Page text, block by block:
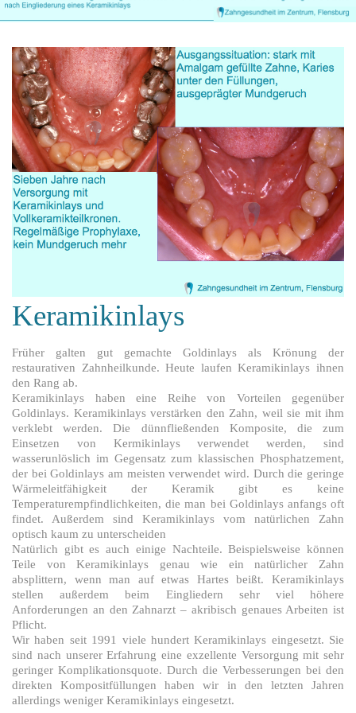
Keramikinlays
Früher galten gut gemachte Goldinlays als Krönung der
restaurativen Zahnheilkunde. Heute laufen Keramikinlays ihnen
den Rang ab.
Keramikinlays haben eine Reihe von Vorteilen gegenüber
Goldinlays. Keramikinlays verstärken den Zahn, weil sie mit ihm
verklebt werden. Die dünnfließenden Komposite, die zum
Einsetzen von Kermikinlays verwendet werden, sind
wasserunlöslich im Gegensatz zum klassischen Phosphatzement,
der bei Goldinlays am meisten verwendet wird. Durch die geringe
Wärmeleitfähigkeit der Keramik gibt es keine
Temperaturempfindlichkeiten, die man bei Goldinlays anfangs oft
findet. Außerdem sind Keramikinlays vom natürlichen Zahn
optisch kaum zu unterscheiden
Natürlich gibt es auch einige Nachteile. Beispielsweise können
Teile von Keramikinlays genau wie ein natürlicher Zahn
absplittern, wenn man auf etwas Hartes beißt. Keramikinlays
stellen außerdem beim Eingliedern sehr viel höhere
Anforderungen an den Zahnarzt – akribisch genaues Arbeiten ist
Pflicht.
Wir haben seit 1991 viele hundert Keramikinlays eingesetzt. Sie
sind nach unserer Erfahrung eine exzellente Versorgung mit sehr
geringer Komplikationsquote. Durch die Verbesserungen bei den
direkten Kompositfüllungen haben wir in den letzten Jahren
allerdings weniger Keramikinlays eingesetzt.